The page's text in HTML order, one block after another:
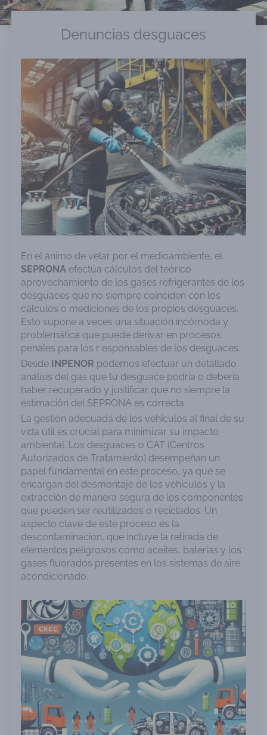
Denuncias desguaces
En el ánimo de velar por el medioambiente, el
SEPRONAefectúa cálculos del teórico
aprovechamiento de los gases refrigerantes de los
desguaces que no siempre coinciden con los
cálculos o mediciones de los propios desguaces.
Esto supone a veces una situación incómoda y
problemática que puede derivar en procesos
penales para los r esponsables de los desguaces.
Desde INPENOR podemos efectuar un detallado
análisis del gas que tu desguace podría o debería
haber recuperado y justificar que no siempre la
estimación del SEPRONA es correcta.
La gestión adecuada de los vehículos al final de su
vida útil es crucial para minimizar su impacto
ambiental. Los desguaces o CAT (Centros
Autorizados de Tratamiento) desempeñan un
papel fundamental en este proceso, ya que se
encargan del desmontaje de los vehículos y la
extracción de manera segura de los componentes
que pueden ser reutilizados o reciclados. Un
aspecto clave de este proceso es la
descontaminación, que incluye la retirada de
elementos peligrosos como aceites, baterías y los
gases fluorados presentes en los sistemas de aire
acondicionado.